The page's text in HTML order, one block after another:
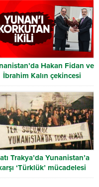
Hakan Fidan ve
İbrahim Kalın çekincesi
Trakya’da Yunanistan’a
‘Türklük’ mücadelesi